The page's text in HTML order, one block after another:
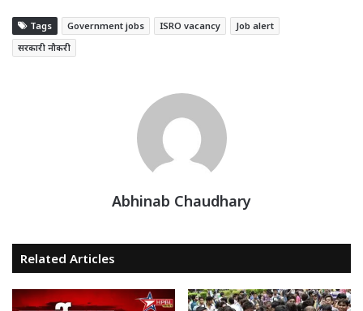
Tags Government jobs ISRO vacancy
Job alert
सरकारी नौकरी
Abhinab Chaudhary
Related Articles